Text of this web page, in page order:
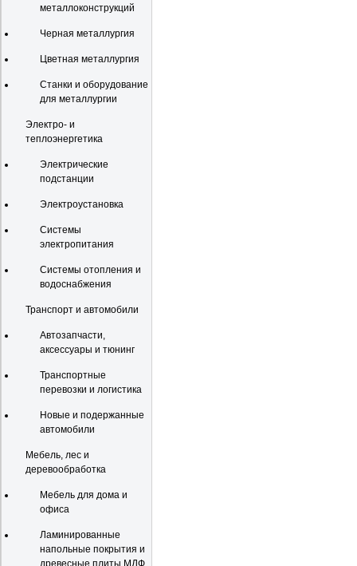
металлоконструкций
Черная металлургия
Цветная металлургия
Станки и оборудование
для металлургии
Электро- и
теплоэнергетика
Электрические
подстанции
Электроустановка
Системы
электропитания
Системы отопления и
водоснабжения
Транспорт и автомобили
Автозапчасти,
аксессуары и тюнинг
Транспортные
перевозки и логистика
Новые и подержанные
автомобили
Мебель, лес и
деревообработка
Мебель для дома и
офиса
Ламинированные
напольные покрытия и
древесные плиты МДФ,